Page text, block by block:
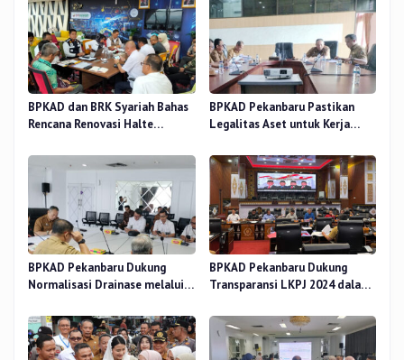
BPKAD dan BRK Syariah Bahas
Rencana Renovasi Halte
BPKAD Pekanbaru Pastikan
Legalitas Aset untuk Kerja
BPKAD Pekanbaru Dukung
Normalisasi Drainase melalui
BPKAD Pekanbaru Dukung
Transparansi LKPJ 2024 dalam